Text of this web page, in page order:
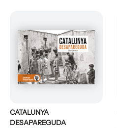
CATALUNYA
DESAPAREGUDA